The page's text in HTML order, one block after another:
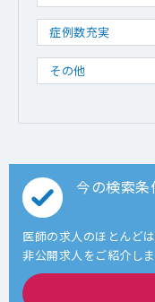
症例数充実
その他
今の検索条
医師の求人のほとんど
非公開求人をご紹介しま